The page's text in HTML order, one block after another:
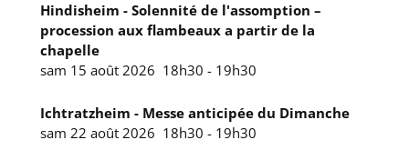
Hindisheim - Solennité de l'assomption –
procession aux flambeaux a partir de la
chapelle
sam 15 août 2026 18h30 - 19h30
Ichtratzheim - Messe anticipée du Dimanche
sam 22 août 2026 18h30 - 19h30